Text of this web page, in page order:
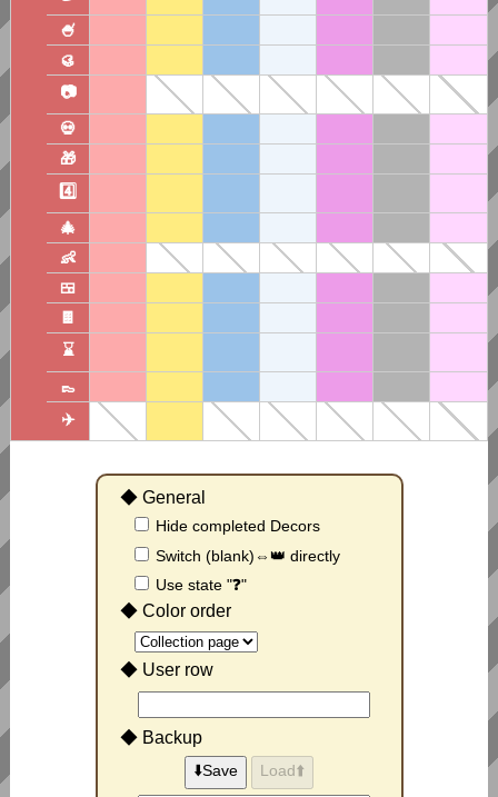
🍧
🥮
📷
💀
🎁
4️⃣
🎄
👶
🍱
🍫
⌛
👞
✈️
◆ General
Hide completed Decors
Switch (blank)⇔👑 directly
Use state "❓"
◆ Color order
◆ User row
◆ Backup
⬇️Save Load⬆️